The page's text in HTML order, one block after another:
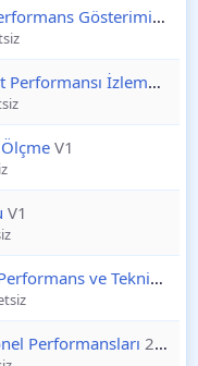
Koşullu Biçimlendirme ile Performans Gösterimi
Balanced Scorecard ile Şirket Performansı İzleme
V1
V1
Cep Telefonu İşlemcilerinin Performans ve Teknik Bilgilerini Karşılaştırma
Performansları 2025-11-17